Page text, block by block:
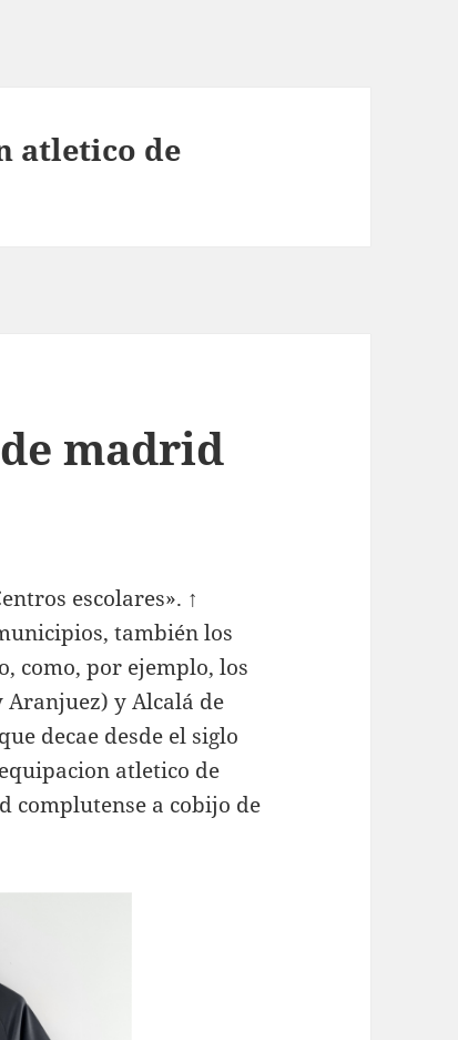
atletico de
madrid
escolares». ↑
también los
como, por ejemplo, los
Aranjuez) y Alcalá de
decae desde el siglo
atletico de
complutense a cobijo de